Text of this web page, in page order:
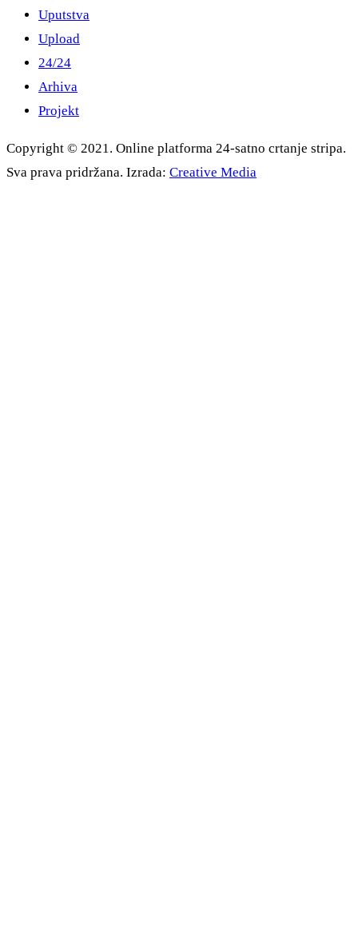
Uputstva
Upload
24/24
Arhiva
Projekt
Copyright © 2021. Online platforma 24-satno crtanje stripa.
Sva prava pridržana. Izrada: Creative Media